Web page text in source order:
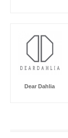
Dear Dahlia